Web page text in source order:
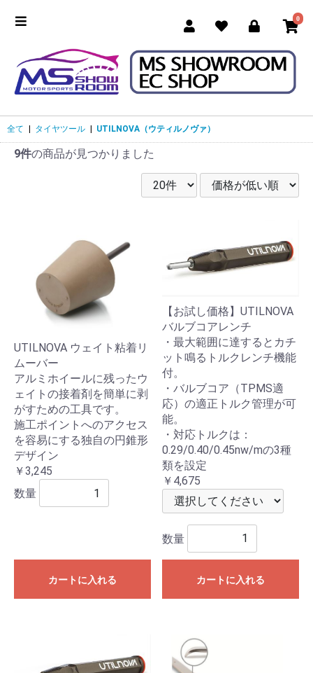
0
全て タイヤツール UTILNOVA（ウティルノヴァ）
9件の商品が見つかりました
UTILNOVA ウェイト粘着リ
ムーバー
アルミホイールに残ったウ
ェイトの接着剤を簡単に剥
がすための工具です。
施工ポイントへのアクセス
を容易にする独自の円錐形
デザイン
￥3,245
数量
カートに入れる
【お試し価格】UTILNOVA
バルブコアレンチ
・最大範囲に達するとカチ
ット鳴るトルクレンチ機能
付。
・バルブコア（TPMS適
応）の適正トルク管理が可
能。
・対応トルクは：
0.29/0.40/0.45nw/mの3種
類を設定
￥4,675
数量
カートに入れる